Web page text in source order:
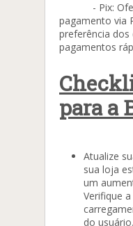
- Pix:
pagamento via
preferência
pagamentos
para a
Atualize
sua loja
um
Verifique
do usuário.